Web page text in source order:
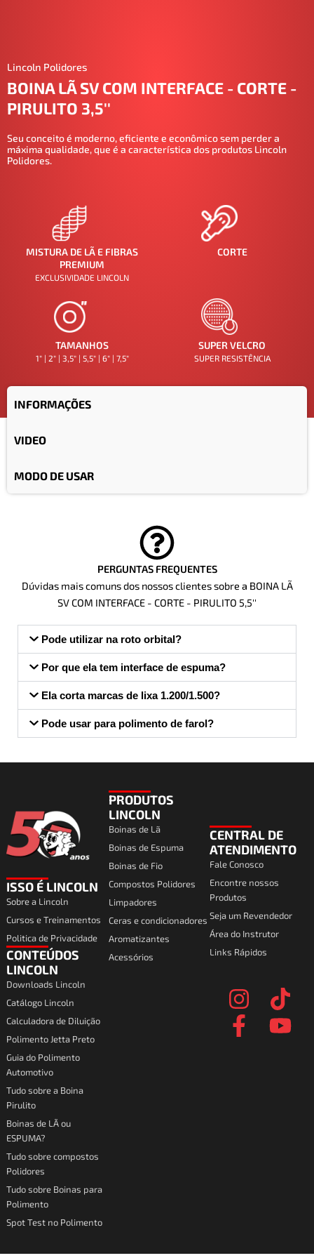
Lincoln Polidores
BOINA LÃ SV COM INTERFACE - CORTE -
PIRULITO 3,5''
Seu conceito é moderno, eficiente e econômico sem perder a
máxima qualidade, que é a característica dos produtos Lincoln
Polidores.
MISTURA DE LÃ E FIBRAS
PREMIUM
EXCLUSIVIDADE LINCOLN
CORTE
TAMANHOS
1" | 2" | 3,5" | 5,5" | 6" | 7,5"
SUPER VELCRO
SUPER RESISTÊNCIA
INFORMAÇÕES
VIDEO
MODO DE USAR
PERGUNTAS FREQUENTES
Dúvidas mais comuns dos nossos clientes sobre a BOINA LÃ
SV COM INTERFACE - CORTE - PIRULITO 5,5''
Pode utilizar na roto orbital?
Por que ela tem interface de espuma?
Ela corta marcas de lixa 1.200/1.500?
Pode usar para polimento de farol?
ISSO É LINCOLN
Sobre a Lincoln
Cursos e Treinamentos
Politica de Privacidade
CONTEÚDOS
LINCOLN
Downloads Lincoln
Catálogo Lincoln
Calculadora de Diluição
Polimento Jetta Preto
Guia do Polimento
Automotivo
Tudo sobre a Boina
Pirulito
Boinas de LÃ ou
ESPUMA?
Tudo sobre compostos
Polidores
Tudo sobre Boinas para
Polimento
Spot Test no Polimento
PRODUTOS
LINCOLN
Boinas de Lã
Boinas de Espuma
Boinas de Fio
Compostos Polidores
Limpadores
Ceras e condicionadores
Aromatizantes
Acessórios
CENTRAL DE
ATENDIMENTO
Fale Conosco
Encontre nossos
Produtos
Seja um Revendedor
Área do Instrutor
Links Rápidos
n
s
t
i
k
t
a
c
e
o
u
t